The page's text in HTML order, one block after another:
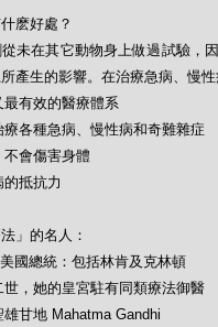
麽好處？
從未在其它動物身上做過試驗
產生的影響。在治療急病、慢
有效的醫療體系
各種急病、慢性病和奇難雜症
會傷害身體
抵抗力
」的名人：
國總統：包括林肯及克林頓
，她的皇宮駐有同類療法御醫
甘地 Mahatma Gandhi